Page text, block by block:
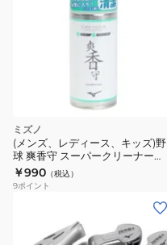
ミズノ
(メンズ、レディース、キッズ)野
球 爽香守 スーパークリーナー
11GZ232100 1P
￥990 （税込）
9ポイント